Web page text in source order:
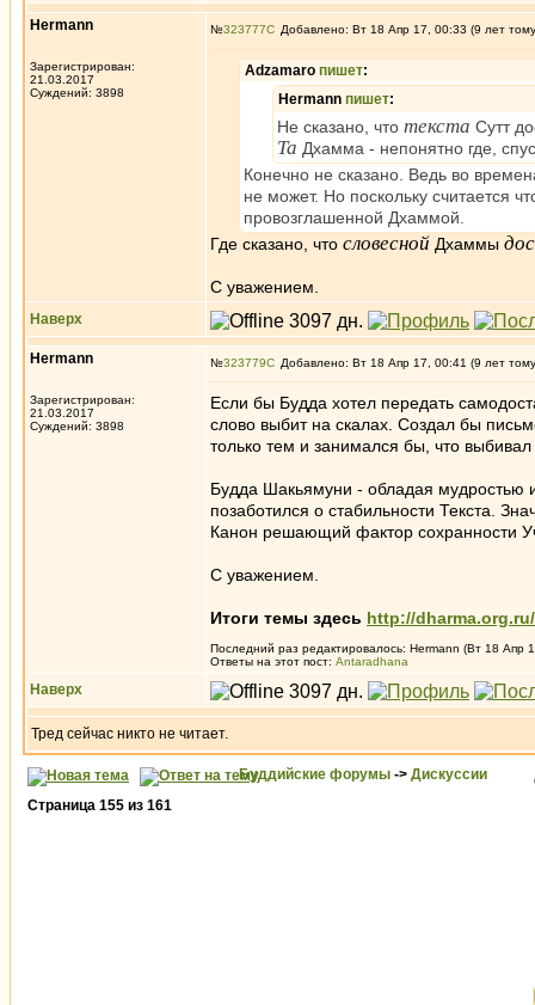
Hermann
Зарегистрирован:
21.03.2017
Суждений: 3898
№323777 Добавлено: Вт 18 Апр 17, 00:33 (9 лет
Adzamaro пишет:
Hermann пишет:
Не сказано, что текста Сутт
Та Дхамма - непонятно где,
Конечно не сказано. Ведь во
не может. Но поскольку считается
провозглашенной Дхаммой.
Где сказано, что словесной Дхаммы
С уважением.
Наверх
Hermann
Зарегистрирован:
21.03.2017
Суждений: 3898
№323779 Добавлено: Вт 18 Апр 17, 00:41 (9 лет
Если бы Будда хотел передать
слово выбит на скалах. Создал бы
только тем и занимался бы, что выбивал
Будда Шакьямуни - обладая мудростью
позаботился о стабильности Текста.
Канон решающий фактор сохранности
С уважением.
Итоги темы здесь http://
Последний раз редактировалось: Hermann (Вт 18 Апр
Ответы на этот пост: Antaradhana
Наверх
Тред сейчас никто не читает.
Буддийские форумы -> Дискуссии
Страница 155 из 161